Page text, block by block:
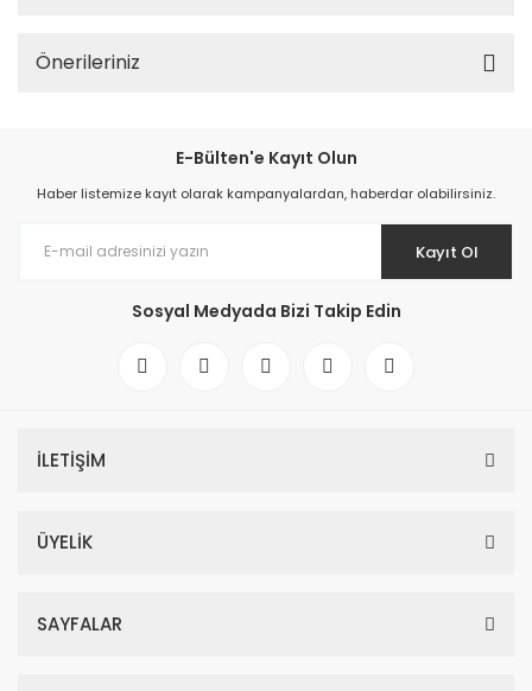
Önerileriniz
E-Bülten'e Kayıt Olun
Haber listemize kayıt olarak kampanyalardan, haberdar olabilirsiniz.
Kayıt Ol
Sosyal Medyada Bizi Takip Edin
İLETİŞİM
ÜYELİK
SAYFALAR